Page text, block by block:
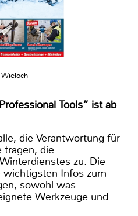
Tools“ ist ab
die Verantwortung für
tragen, die
zu. Die
wichtigsten Infos zum
sowohl was
Werkzeuge und